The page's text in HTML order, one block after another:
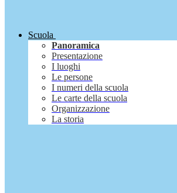
Scuola
Panoramica
Presentazione
I luoghi
Le persone
I numeri della scuola
Le carte della scuola
Organizzazione
La storia